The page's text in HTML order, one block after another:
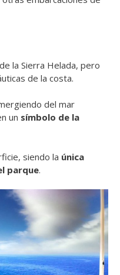
la Sierra Helada, pero
de la costa.
del mar
un símbolo de la
siendo la única
parque.